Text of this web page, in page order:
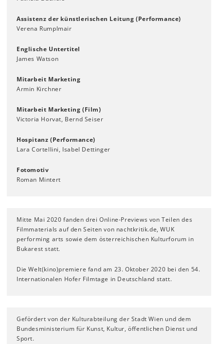
Assistenz der künstlerischen Leitung (Performance)
Verena Rumplmair
Englische Untertitel
James Watson
Mitarbeit Marketing
Armin Kirchner
Mitarbeit Marketing (Film)
Victoria Horvat, Bernd Seiser
Hospitanz (Performance)
Lara Cortellini, Isabel Dettinger
Fotomotiv
Roman Mintert
Mitte Mai 2020 fanden drei Online-Previews von Teilen des
Filmmaterials auf den Seiten von nachtkritik.de, WUK
performing arts sowie dem österreichischen Kulturforum in
Bukarest statt.
​Die Welt(kino)premiere fand am 23. Oktober 2020 bei den 54.
Internationalen Hofer Filmtage in Deutschland statt.
Gefördert von der Kulturabteilung der Stadt Wien und dem
Bundesministerium für Kunst, Kultur, öffentlichen Dienst und
Sport.